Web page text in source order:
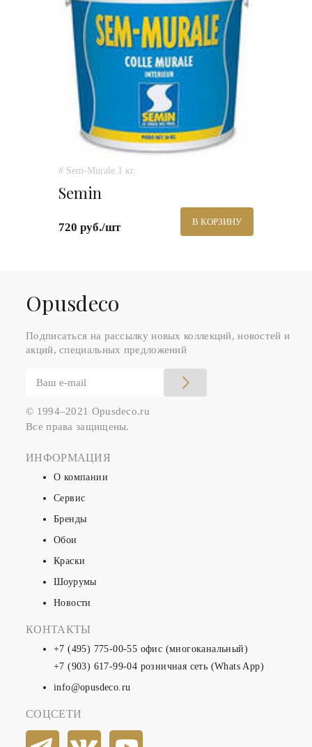
# Sem-Murale 1 кг.
Semin
720 руб./шт В КОРЗИНУ
Оpusdeco
Подписаться на рассылку новых коллекций, новостей и
акций, специальных предложений
© 1994–2021 Opusdeco.ru
Все права защищены.
ИНФОРМАЦИЯ
О компании
Сервис
Бренды
Обои
Краски
Шоурумы
Новости
КОНТАКТЫ
+7 (495) 775-00-55 офис (многоканальный)
+7 (903) 617-99-04 розничная сеть (Whats App)
info@opusdeco.ru
СОЦСЕТИ